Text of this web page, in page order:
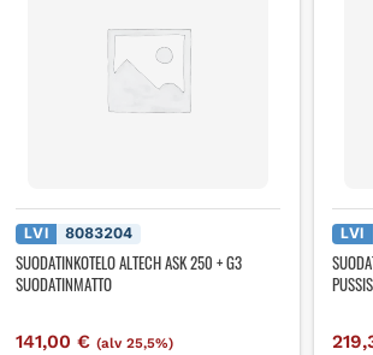
LVI 8083204
SUODATINKOTELO ALTECH ASK 250 + G3
SUODATINMATTO
141,00€ (alv 25,5%)
LVI